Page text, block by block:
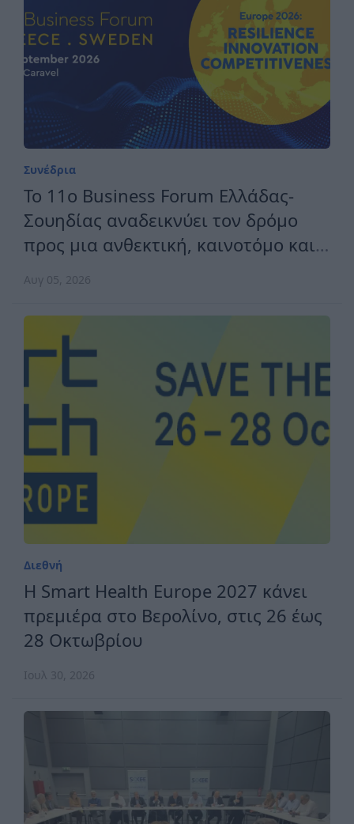
MedTech Conference
Ιουλ 10, 2026
Συνάντηση ΣΟΚΕΕ με την
Πρεσβεία του Ιράκ για τις
διεθνείς εκθέσεις
Συνέδρια
Το 11ο Business Forum Ελλάδας-
Σουηδίας αναδεικνύει τον δρόμο
προς μια ανθεκτική, καινοτόμο και
Αυγ 05, 2026
Διεθνή
H Smart Health Europe 2027 κάνει
πρεμιέρα στο Βερολίνο, στις 26 έως
28 Οκτωβρίου
Ιουλ 30, 2026